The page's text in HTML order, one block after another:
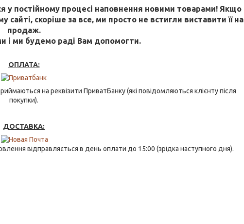
постійному процесі наповнення новими товарами! Якщо
скоріше за все, ми просто не встигли виставити її на
продаж.
і ми будемо раді Вам допомогти.
ОПЛАТА:
на реквізити ПриватБанку (які повідомляються клієнту після
покупки).
ДОСТАВКА:
відправляється в день оплати до 15:00 (зрідка наступного дня).